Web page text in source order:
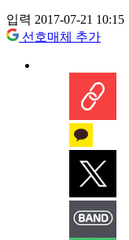
입력 2017-07-21 10:15
선호매체 추가